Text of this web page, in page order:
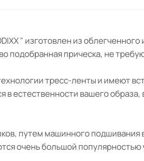
" изготовлен из
подобранная прическа, не
тресс-ленты и имеют
в естественности вашего
путем машинного
очень большой популярностью